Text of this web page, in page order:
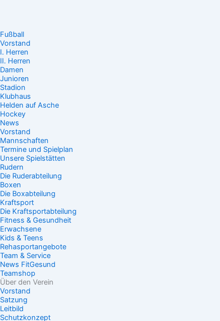
Fußball
Vorstand
I. Herren
II. Herren
Damen
Junioren
Stadion
Klubhaus
Helden auf Asche
Hockey
News
Vorstand
Mannschaften
Termine und Spielplan
Unsere Spielstätten
Rudern
Die Ruderabteilung
Boxen
Die Boxabteilung
Kraftsport
Die Kraftsportabteilung
Fitness & Gesundheit
Erwachsene
Kids & Teens
Rehasportangebote
Team & Service
News FitGesund
Teamshop
Über den Verein
Vorstand
Satzung
Leitbild
Schutzkonzept